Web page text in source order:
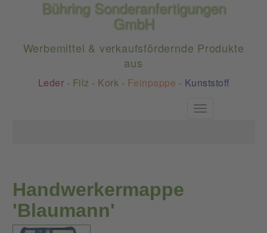
Bühring Sonderanfertigungen
GmbH
Werbemittel & verkaufsfördernde Produkte
aus
Leder - Filz - Kork - Feinpappe - Kunststoff
Toggle
Handwerkermappe
'Blaumann'